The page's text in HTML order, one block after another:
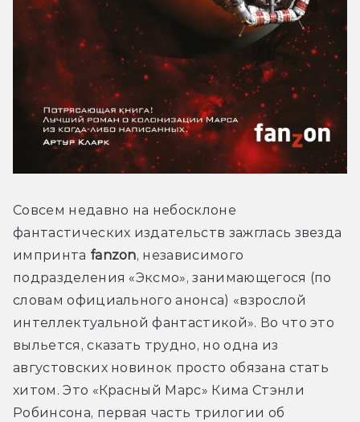
Совсем недавно на небосклоне
фантастических издательств зажглась звезда
импринта fanzon, независимого
подразделения «Эксмо», занимающегося (по
словам официального анонса) «взрослой
интеллектуальной фантастикой». Во что это
выльется, сказать трудно, но одна из
августовских новинок просто обязана стать
хитом. Это «Красный Марс» Кима Стэнли
Робинсона, первая часть трилогии об